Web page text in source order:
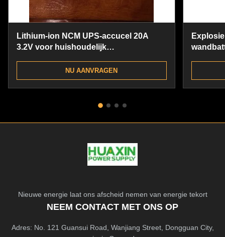
Lithium-ion NCM UPS-accucel 20A
3.2V voor huishoudelijk
NU AANVRAGEN
Nieuwe energie laat ons afscheid nemen van energie tekort
NEEM CONTACT MET ONS OP
Adres: No. 121 Guansui Road, Wanjiang Street, Dongguan City,